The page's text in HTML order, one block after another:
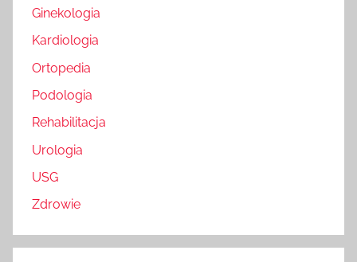
Ginekologia
Kardiologia
Ortopedia
Podologia
Rehabilitacja
Urologia
USG
Zdrowie